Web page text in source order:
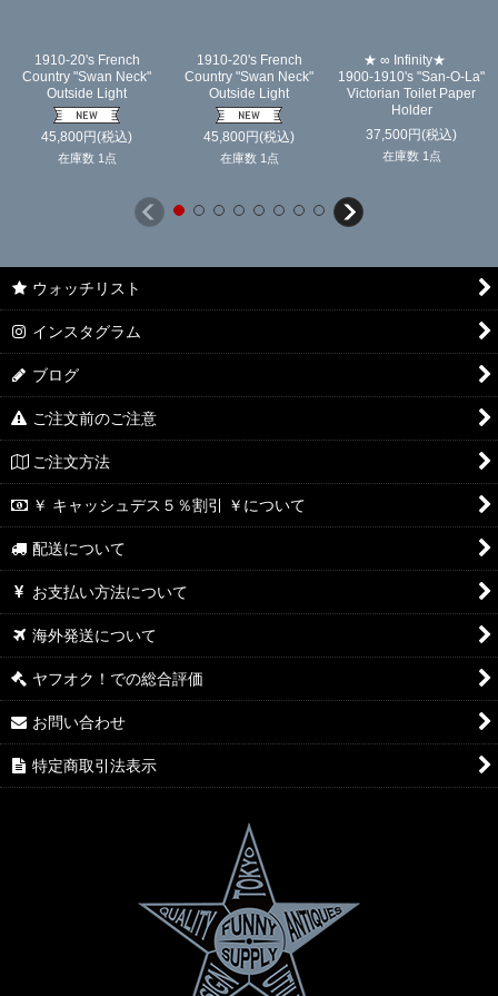
1910-20's French
Country "Swan Neck"
Outside Light
45,800円(税込)
在庫数 1点
1910-20's French
Country "Swan Neck"
Outside Light
45,800円(税込)
在庫数 1点
★ ∞ Infinity★
1900-1910's "San-O-La"
Victorian Toilet Paper
Holder
37,500円(税込)
在庫数 1点
ウォッチリスト
インスタグラム
ブログ
ご注文前のご注意
ご注文方法
￥ キャッシュデス５％割引 ￥について
配送について
お支払い方法について
海外発送について
ヤフオク！での総合評価
お問い合わせ
特定商取引法表示